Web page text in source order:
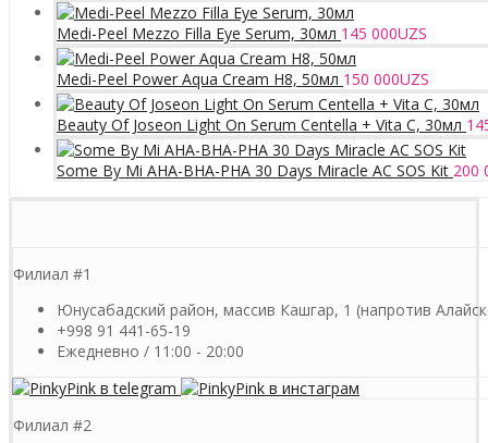
Medi-Peel Mezzo Filla Eye Serum, 30мл 145 000UZS
Medi-Peel Power Aqua Cream H8, 50мл 150 000UZS
Beauty Of Joseon Light On Serum Centella + Vita C, 30мл
Some By Mi AHA-BHA-PHA 30 Days Miracle AC SOS Kit 200
Филиал #1
Юнусабадский район, массив Кашгар, 1 (напротив
+998 91 441-65-19
Ежедневно / 11:00 - 20:00
Филиал #2